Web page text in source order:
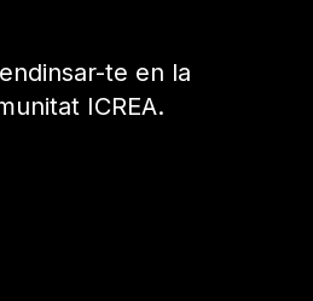
te en la
ICREA.